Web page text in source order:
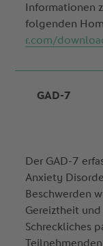
Informationen
folgenden
r.com/
GAD-7
Der GAD-7
Anxiety
Beschwerden
Gereiztheit
Schreckliches